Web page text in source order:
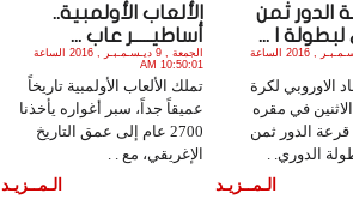
الدور ثمن
لبطولة ا ...
الأحد , 11 ديـسـمـبـر , 2016 الساعة
الاوروبي لكرة
في مقره
الدور ثمن
الدوري. .
الـمــزيـد
الألعاب الأولمبية..
أساطيـــــر عاب ...
الجمعة , 9 ديـسـمـبـر , 2016 الساعة
10:50:01 AM
تملك الألعاب الأولمبية تاريخاً
عميقاً جداً، سبر أغواره يأخذنا
2700 عام إلى عمق التاريخ
الإغريقي، مع . .
الـمــزيـد